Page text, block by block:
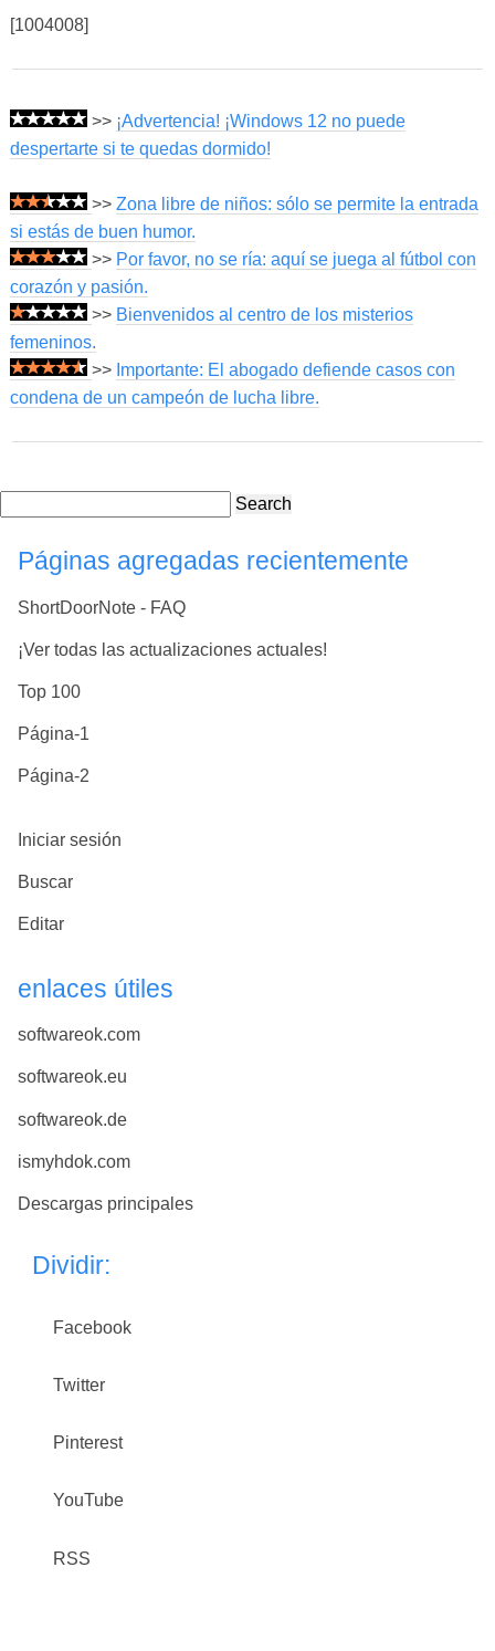
[1004008]
>> ¡Advertencia! ¡Windows 12 no puede
despertarte si te quedas dormido!
>> Zona libre de niños: sólo se permite la entrada
si estás de buen humor.
>> Por favor, no se ría: aquí se juega al fútbol con
corazón y pasión.
>> Bienvenidos al centro de los misterios
femeninos.
>> Importante: El abogado defiende casos con
condena de un campeón de lucha libre.
Search
Páginas agregadas recientemente
ShortDoorNote - FAQ
¡Ver todas las actualizaciones actuales!
Top 100
Página-1
Página-2
Iniciar sesión
Buscar
Editar
enlaces útiles
softwareok.com
softwareok.eu
softwareok.de
ismyhdok.com
Descargas principales
Dividir:
Facebook
Twitter
Pinterest
YouTube
RSS